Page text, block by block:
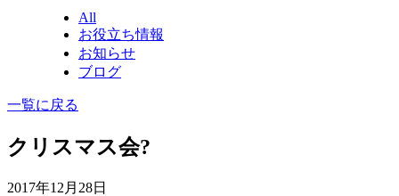
All
お役立ち情報
お知らせ
ブログ
一覧に戻る
クリスマス会?
2017年12月28日